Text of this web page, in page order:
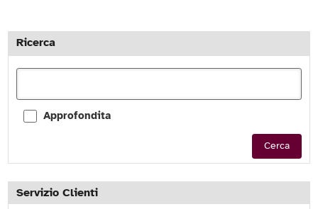
Ricerca
Approfondita
Cerca
Servizio Clienti